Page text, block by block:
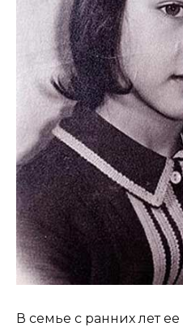
В семье с ранних лет